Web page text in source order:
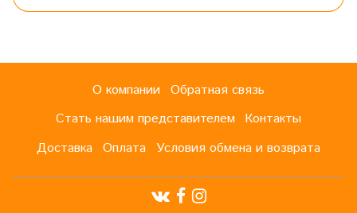
О компании Обратная связь
Стать нашим представителем Контакты
Доставка Оплата Условия обмена и возврата